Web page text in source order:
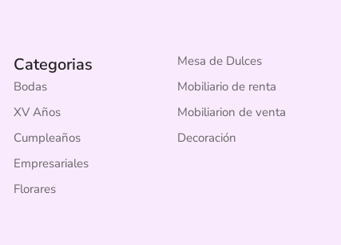
Categorias
Bodas
XV Años
Cumpleaños
Empresariales
Florares
Mesa de Dulces
Mobiliario de renta
Mobiliarion de venta
Decoración